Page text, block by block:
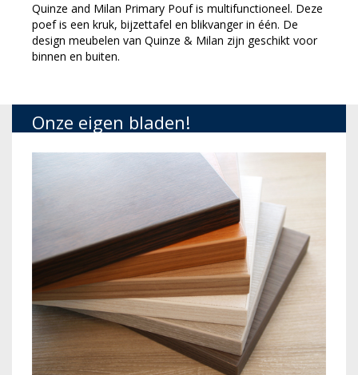
Quinze and Milan Primary Pouf is multifunctioneel. Deze
poef is een kruk, bijzettafel en blikvanger in één. De
design meubelen van Quinze & Milan zijn geschikt voor
binnen en buiten.
Onze eigen bladen!